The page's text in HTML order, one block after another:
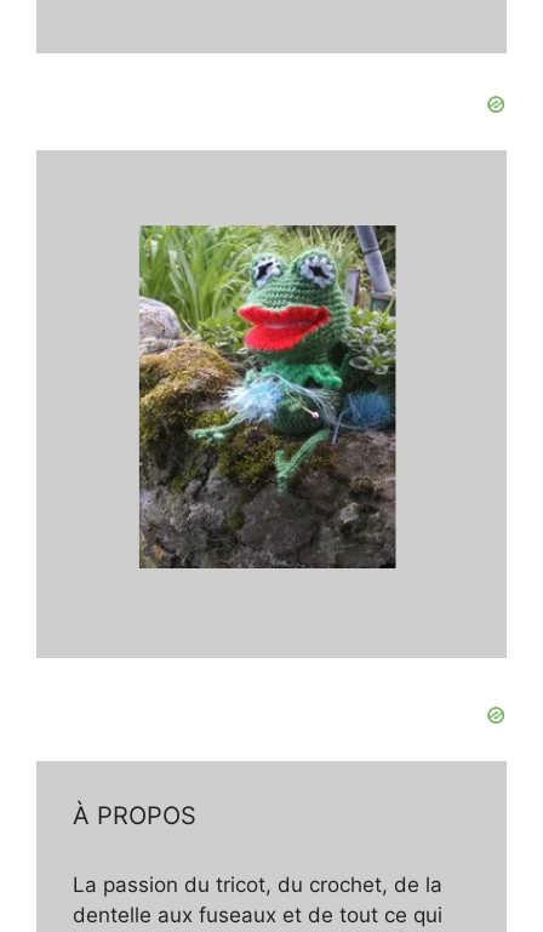
À PROPOS
La passion du tricot, du crochet, de la
dentelle aux fuseaux et de tout ce qui